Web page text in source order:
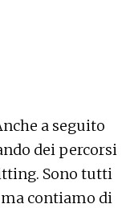
a seguito
dei percorsi
Sono tutti
contiamo di